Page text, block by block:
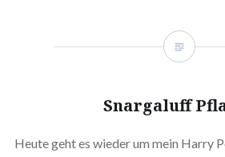
Snargaluff
Heute geht es wieder um mein Harry